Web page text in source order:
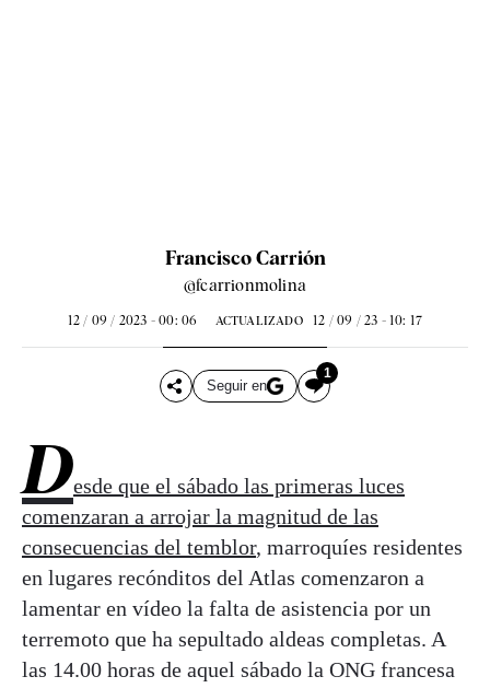
Francisco Carrión
@fcarrionmolina
12 / 09 / 2023 - 00: 06 ACTUALIZADO 12 / 09 / 23 - 10: 17
Seguir en
1
Desde que el sábado las primeras luces
comenzaran a arrojar la magnitud de las
consecuencias del temblor, marroquíes residentes
en lugares recónditos del Atlas comenzaron a
lamentar en vídeo la falta de asistencia por un
terremoto que ha sepultado aldeas completas. A
las 14.00 horas de aquel sábado la ONG francesa